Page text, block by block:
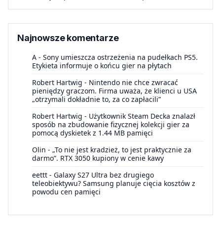
Najnowsze komentarze
A - Sony umieszcza ostrzeżenia na pudełkach PS5.
Etykieta informuje o końcu gier na płytach
Robert Hartwig - Nintendo nie chce zwracać
pieniędzy graczom. Firma uważa, że klienci u USA
„otrzymali dokładnie to, za co zapłacili”
Robert Hartwig - Użytkownik Steam Decka znalazł
sposób na zbudowanie fizycznej kolekcji gier za
pomocą dyskietek z 1.44 MB pamięci
Olin - „To nie jest kradzież, to jest praktycznie za
darmo”. RTX 3050 kupiony w cenie kawy
eettt - Galaxy S27 Ultra bez drugiego
teleobiektywu? Samsung planuje cięcia kosztów z
powodu cen pamięci